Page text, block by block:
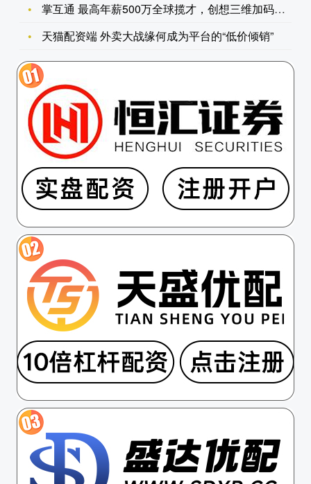
掌互通 最高年薪500万全球揽才，创想三维加码AI+3D打印
天猫配资端 外卖大战缘何成为平台的“低价倾销”